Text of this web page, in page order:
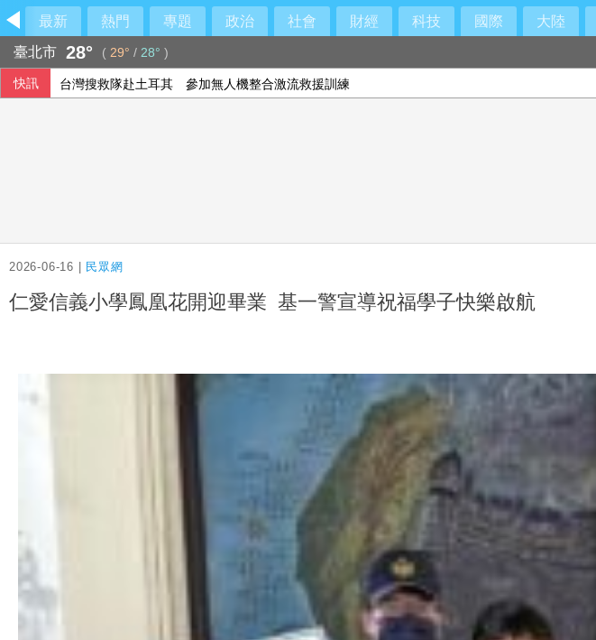
最新 熱門 專題 政治 社會 財經 科技 國際 大陸
臺北市 28° ( 29° / 28° )
快訊 台灣搜救隊赴土耳其 參加無人機整合激流救援訓練
2026-06-16 | 民眾網
仁愛信義小學鳳凰花開迎畢業 基一警宣導祝福學子快樂啟航